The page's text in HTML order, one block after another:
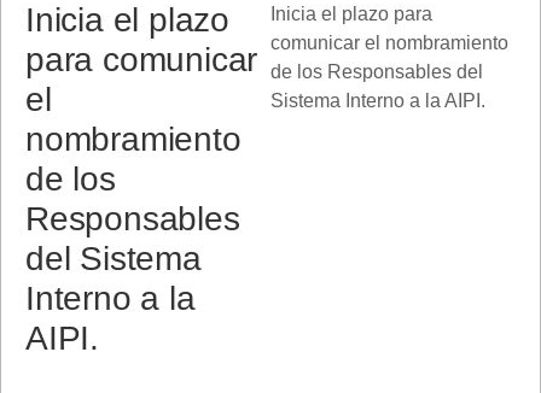
Inicia el plazo
para comunicar
el
nombramiento
de los
Responsables
del Sistema
Interno a la
AIPI.
Inicia el plazo para
comunicar el nombramiento
de los Responsables del
Sistema Interno a la AIPI.